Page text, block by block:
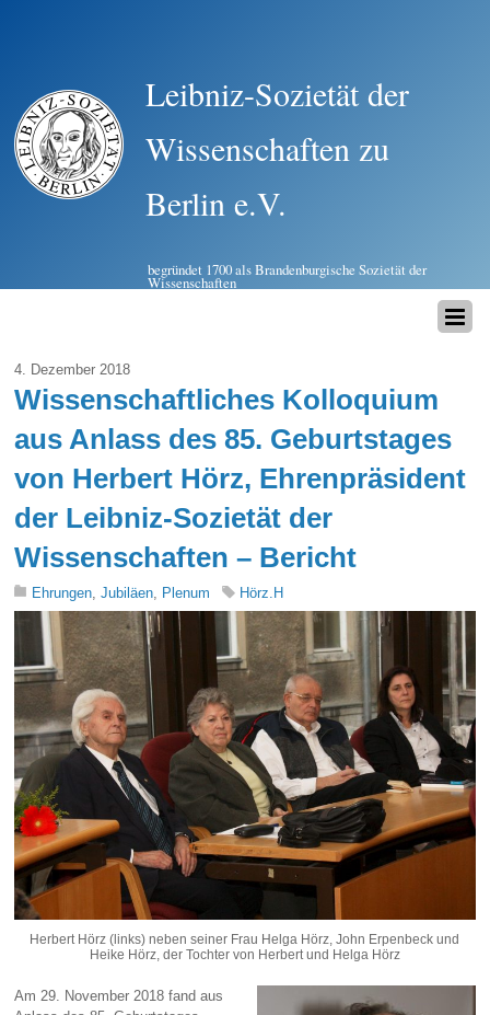
Leibniz-Sozietät der
Wissenschaften zu
Berlin e.V.
begründet 1700 als Brandenburgische Sozietät der
Wissenschaften
4. Dezember 2018
Wissenschaftliches Kolloquium
aus Anlass des 85. Geburtstages
von Herbert Hörz, Ehrenpräsident
der Leibniz-Sozietät der
Wissenschaften – Bericht
Ehrungen,Jubiläen, Plenum Hörz.H
Herbert Hörz (links) neben seiner Frau Helga Hörz, John Erpenbeck und
Heike Hörz, der Tochter von Herbert und Helga Hörz
Am 29. November 2018 fand aus